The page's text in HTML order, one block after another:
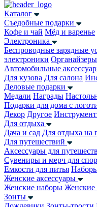
Каталог
Съедобные подарки
Кофе и чай Мёд и варенье
Электроника
Беспроводные зарядные
электроники
Автомобильные
Для кузова Для салона
Деловые подарки
Медали Награды
Подарки для дома с
Декор Другое
Для отдыха
Дача и сад Для отдыха на
Для путешествий
Аксессуары для
Сувениры и мерч для
Емкости для питья
Женские аксессуары
Женские наборы Женские
Зонты